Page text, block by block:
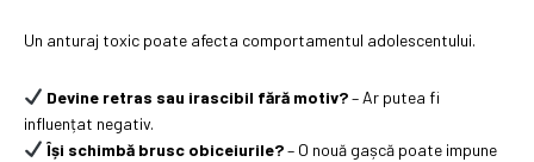
Un anturaj toxic poate afecta comportamentul adolescentului.
Devine retras sau irascibil fără motiv?– Ar putea fi
influențat negativ.
Își schimbă brusc obiceiurile?– O nouă gașcă poate impune